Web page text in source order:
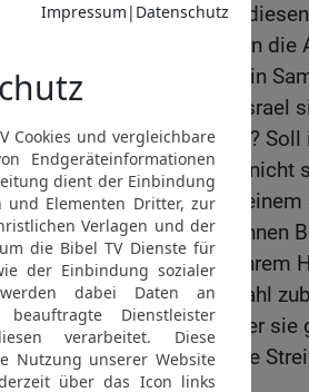
sprach Elisa: HERR, öffne
Und der HERR öffnete ihnen
siehe, da waren sie mitten in
21 Und als der König von Israel
Vater, soll ich sie schlagen? Soll
22
Er sprach: Du sollst sie nicht
schlagen, welche du mit
gefangen nimmst? Setze ihnen
essen und trinken und zu ihrem
23 Da wurde ein großes Mahl
und getrunken hatten, ließ er sie
Herrn. Von da an kamen die